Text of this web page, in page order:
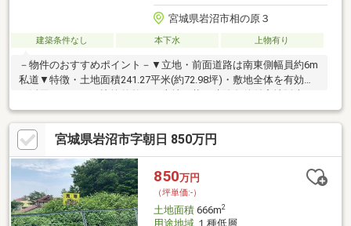
宮城県岩沼市相の原３
建築条件なし 本下水 上物有り
－物件のおすすめポイント－▼立地・前面道路は南東側幅員約6m
私道▼特徴・土地面積241.27平米(約72.98坪)・敷地全体を有効的
はありません・お好きなハウスメーカーや工務店にて建築いただ
けます・現況古家有、詳細はお問い合わせください▼周辺環境・
COOP MIYAGI岩沼店 徒歩3分(約210m)・ファミリーマート岩沼相
の原三丁目店 徒歩1分(約40m)・相の原三丁目公園 徒歩4分(約
290m)■ ご希望の住まい探しをお手伝いします ━━━━━・・・
物件の詳細・ご相談はお気軽にお問い合わせください。
宮城県岩沼市字朝日 850万円
850万円
（坪単価:-）
土地面積666m2
用途地域１種低層